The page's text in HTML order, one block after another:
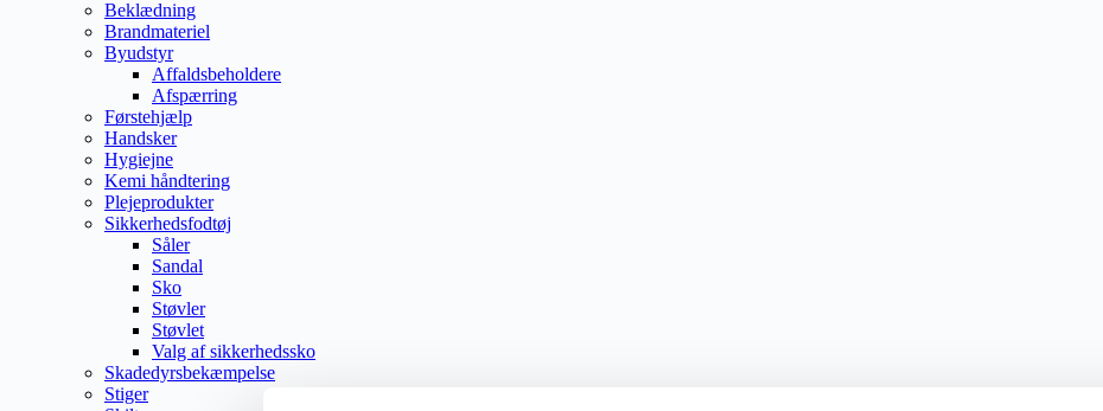
Beklædning
Brandmateriel
Byudstyr
Affaldsbeholdere
Afspærring
Førstehjælp
Handsker
Hygiejne
Kemi håndtering
Plejeprodukter
Sikkerhedsfodtøj
Såler
Sandal
Sko
Støvler
Støvlet
Valg af sikkerhedssko
Skadedyrsbekæmpelse
Stiger